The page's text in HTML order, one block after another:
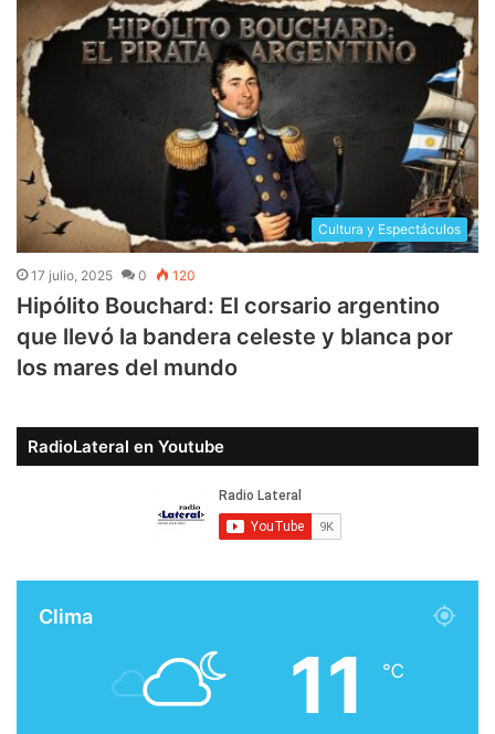
Cultura y Espectáculos
17 julio, 2025 0 120
Hipólito Bouchard: El corsario argentino
que llevó la bandera celeste y blanca por
los mares del mundo
RadioLateral en Youtube
Clima
11 ℃